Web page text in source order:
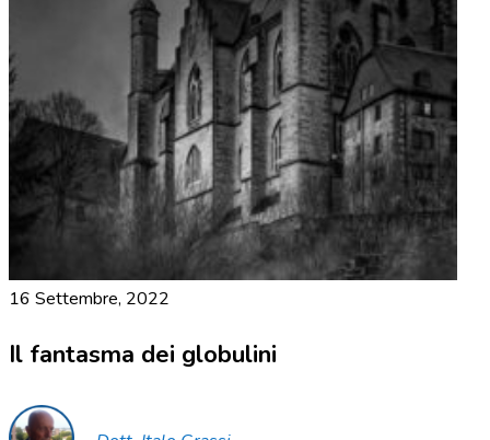
16 Settembre, 2022
Il fantasma dei globulini